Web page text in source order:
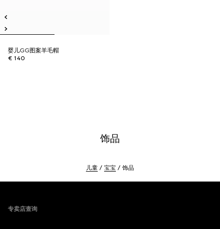
婴儿GG图案羊毛帽
€ 140
饰品
儿童 宝宝 饰品
专卖店查询